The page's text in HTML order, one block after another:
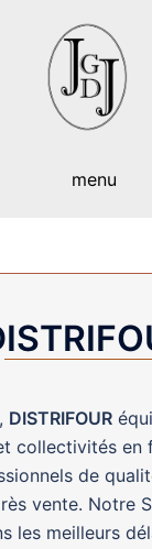
DISTRIFOUR
collectivités en
de
vente. Notre
les meilleurs